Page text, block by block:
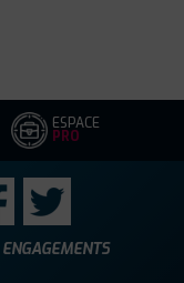
ESPACE
PRO
ENGAGEMENTS